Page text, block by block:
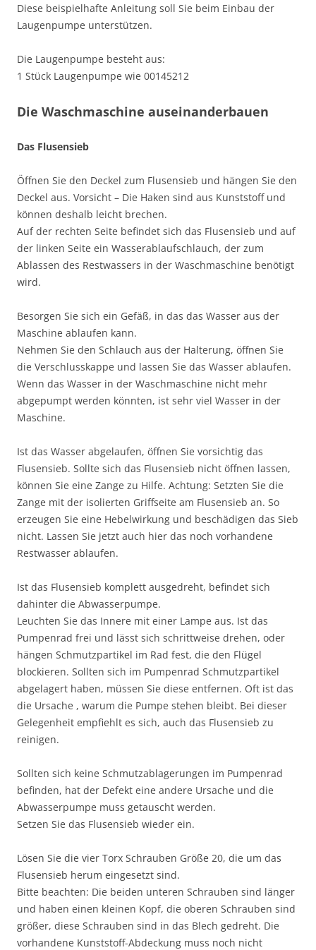
Diese beispielhafte Anleitung soll Sie beim Einbau der
Laugenpumpe unterstützen.
Die Laugenpumpe besteht aus:
1 Stück Laugenpumpe wie 00145212
Die Waschmaschine auseinanderbauen
Das Flusensieb
Öffnen Sie den Deckel zum Flusensieb und hängen Sie den
Deckel aus. Vorsicht – Die Haken sind aus Kunststoff und
können deshalb leicht brechen.
Auf der rechten Seite befindet sich das Flusensieb und auf
der linken Seite ein Wasserablaufschlauch, der zum
Ablassen des Restwassers in der Waschmaschine benötigt
wird.
Besorgen Sie sich ein Gefäß, in das das Wasser aus der
Maschine ablaufen kann.
Nehmen Sie den Schlauch aus der Halterung, öffnen Sie
die Verschlusskappe und lassen Sie das Wasser ablaufen.
Wenn das Wasser in der Waschmaschine nicht mehr
abgepumpt werden könnten, ist sehr viel Wasser in der
Maschine.
Ist das Wasser abgelaufen, öffnen Sie vorsichtig das
Flusensieb. Sollte sich das Flusensieb nicht öffnen lassen,
können Sie eine Zange zu Hilfe. Achtung: Setzten Sie die
Zange mit der isolierten Griffseite am Flusensieb an. So
erzeugen Sie eine Hebelwirkung und beschädigen das Sieb
nicht. Lassen Sie jetzt auch hier das noch vorhandene
Restwasser ablaufen.
Ist das Flusensieb komplett ausgedreht, befindet sich
dahinter die Abwasserpumpe.
Leuchten Sie das Innere mit einer Lampe aus. Ist das
Pumpenrad frei und lässt sich schrittweise drehen, oder
hängen Schmutzpartikel im Rad fest, die den Flügel
blockieren. Sollten sich im Pumpenrad Schmutzpartikel
abgelagert haben, müssen Sie diese entfernen. Oft ist das
die Ursache , warum die Pumpe stehen bleibt. Bei dieser
Gelegenheit empfiehlt es sich, auch das Flusensieb zu
reinigen.
Sollten sich keine Schmutzablagerungen im Pumpenrad
befinden, hat der Defekt eine andere Ursache und die
Abwasserpumpe muss getauscht werden.
Setzen Sie das Flusensieb wieder ein.
Lösen Sie die vier Torx Schrauben Größe 20, die um das
Flusensieb herum eingesetzt sind.
Bitte beachten: Die beiden unteren Schrauben sind länger
und haben einen kleinen Kopf, die oberen Schrauben sind
größer, diese Schrauben sind in das Blech gedreht. Die
vorhandene Kunststoff-Abdeckung muss noch nicht